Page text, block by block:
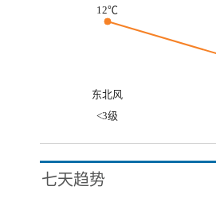
12℃
东北风
<3级
七天趋势